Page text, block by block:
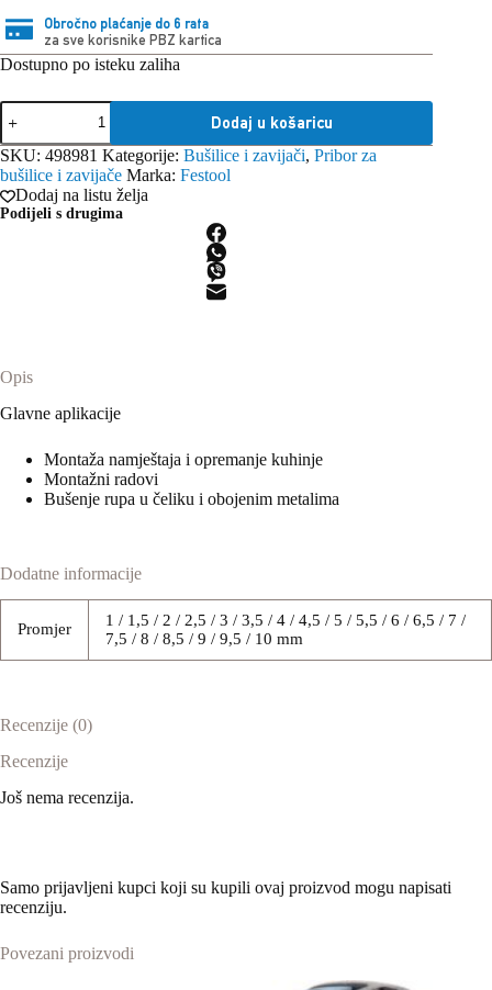
Obročno plaćanje do 6 rata
za sve korisnike PBZ kartica
Dostupno po isteku zaliha
Festool
Kutija
sa
setom
svrdla
za
metal
Dodaj u košaricu
SKU: 498981 Kategorije: Bušilice i zavijači, Pribor za
bušilice i zavijače Marka: Festool
Dodaj na listu želja
Podijeli s drugima
Opis
Glavne aplikacije
Montaža namještaja i opremanje kuhinje
Montažni radovi
Bušenje rupa u čeliku i obojenim metalima
Dodatne informacije
Promjer
1 / 1,5 / 2 / 2,5 / 3 / 3,5 / 4 / 4,5 / 5 / 5,5 / 6 / 6,5 / 7 /
7,5 / 8 / 8,5 / 9 / 9,5 / 10 mm
Recenzije (0)
Recenzije
Još nema recenzija.
Samo prijavljeni kupci koji su kupili ovaj proizvod mogu napisati
recenziju.
Povezani proizvodi